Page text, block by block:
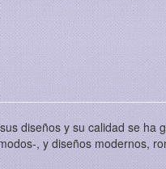
diseños y su calidad se ha
, y diseños modernos,